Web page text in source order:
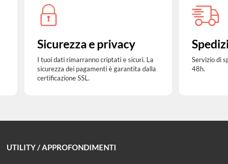
Sicurezza e privacy
I tuoi dati rimarranno criptati e sicuri. La
sicurezza dei pagamenti è garantita dalla
certificazione SSL.
Servizio di
48h.
UTILITY / APPROFONDIMENTI